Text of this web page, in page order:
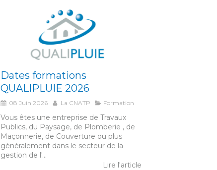
Dates formations
QUALIPLUIE 2026
08 Juin 2026 La CNATP Formation
Vous êtes une entreprise de Travaux
Publics, du Paysage, de Plomberie , de
Maçonnerie, de Couverture ou plus
généralement dans le secteur de la
gestion de l'...
Lire l'article